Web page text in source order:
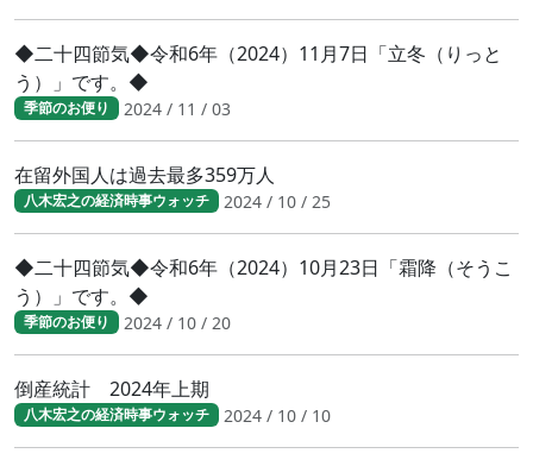
◆二十四節気◆令和6年（2024）11月7日「立冬（りっと
う）」です。◆
季節のお便り 2024 / 11 / 03
在留外国人は過去最多359万人
八木宏之の経済時事ウォッチ 2024 / 10 / 25
◆二十四節気◆令和6年（2024）10月23日「霜降（そうこ
う）」です。◆
季節のお便り 2024 / 10 / 20
倒産統計 2024年上期
八木宏之の経済時事ウォッチ 2024 / 10 / 10